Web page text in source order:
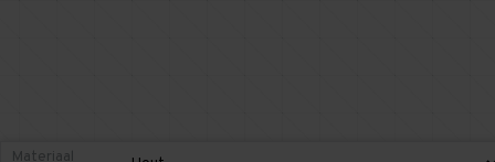
Materiaal